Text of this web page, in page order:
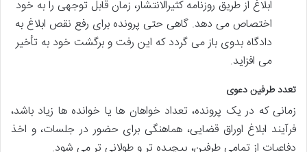
ابلاغ از طریق روزنامه کثیرالانتشار، زمان قابل توجهی را به خود
اختصاص می دهد. گاهی حتی پرونده برای رفع نقص ابلاغ به
دادگاه بدوی باز می گردد که این رفت و برگشت خود به تأخیر
می افزاید.
تعدد طرفین دعوی
زمانی که در یک پرونده، تعداد خواهان ها یا خوانده ها زیاد باشد،
فرآیند ابلاغ اوراق قضایی، هماهنگی برای حضور در جلسات، و اخذ